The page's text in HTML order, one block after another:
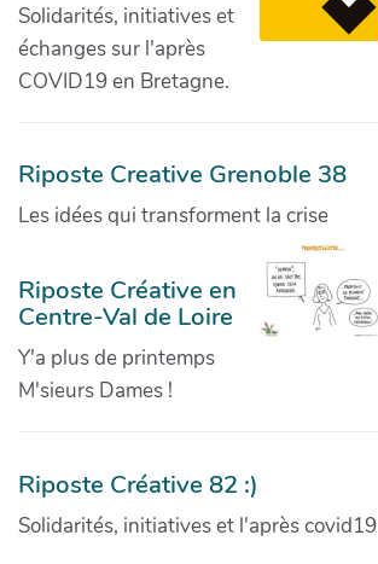
Solidarités, initiatives et
échanges sur l'après
COVID19 en Bretagne.
Riposte Creative Grenoble 38
Les idées qui transforment la crise
Riposte Créative en
Centre-Val de Loire
Y'a plus de printemps
M'sieurs Dames !
Riposte Créative 82 :)
Solidarités, initiatives et l'après covid19